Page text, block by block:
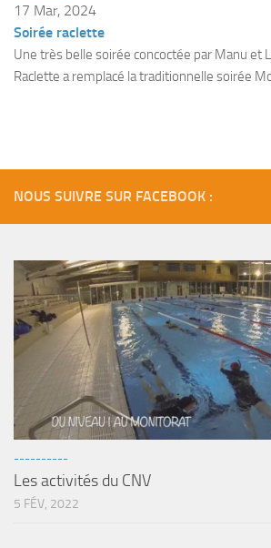
ECOLE DE PLONGEE
Initiateur
Moniteur Fédéral
Organisation
Responsables
Fosse
Sorties techniques
APNEE
SORTIES
17 Mar, 2024
Soirée raclette
Une très belle soirée concoctée par Manu et
Raclette a remplacé la traditionnelle soirée
NOUS SUIVRE SUR FACEBOOK :
----------
Les activités du CNV
5 FÉV, 2022